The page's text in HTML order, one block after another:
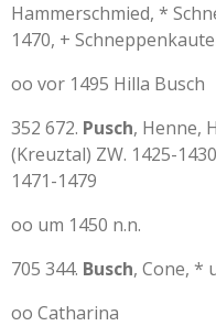
Hammerschmied, *
1470, +
oo vor 1495 Hilla Busch
352 672. Pusch, Henne,
(Kreuztal) ZW. 1425-
1471-1479
oo um 1450 n.n.
705 344. Busch, Cone, *
oo Catharina